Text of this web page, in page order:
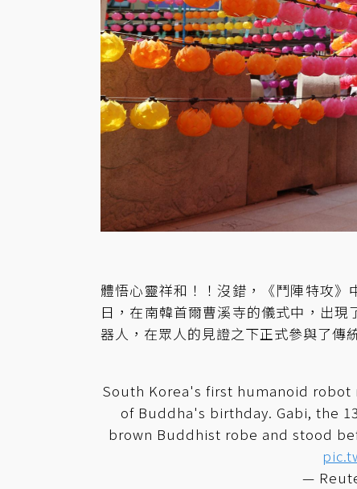
體悟心靈祥和！！沒錯，《鬥陣特攻》
日，在南韓首爾曹溪寺的儀式中，出
器人，在眾人的見證之下正式參與了傳
South Korea's first humanoid
of Buddha's birthday. Gabi, the
brown Buddhist robe and stood
—